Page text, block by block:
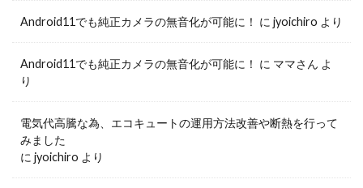
Android11でも純正カメラの無音化が可能に！ に jyoichiro より
Android11でも純正カメラの無音化が可能に！ に ママさん よ
り
電気代高騰な為、エコキュートの運用方法改善や断熱を行って
みました
に jyoichiro より